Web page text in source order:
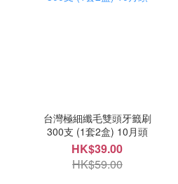
台灣極細纖毛雙頭牙籤刷
300支 (1套2盒) 10月頭
HK$39.00
HK$59.00